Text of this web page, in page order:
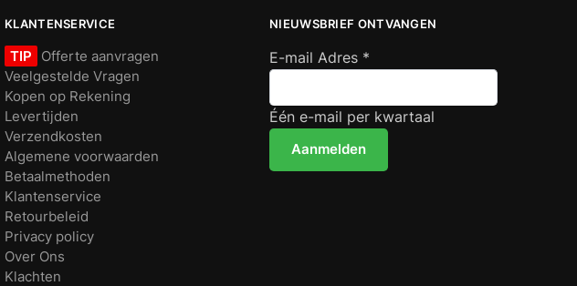
KLANTENSERVICE
TIP
Offerte aanvragen
Veelgestelde Vragen
Kopen op Rekening
Levertijden
Verzendkosten
Algemene voorwaarden
Betaalmethoden
Klantenservice
Retourbeleid
Privacy policy
Over Ons
Klachten
NIEUWSBRIEF ONTVANGEN
E-mail Adres *
Één e-mail per kwartaal